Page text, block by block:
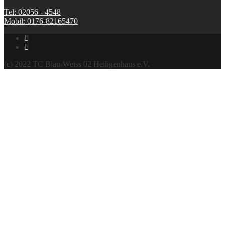
Tel: 02056 - 4548
Mobil: 0176-82165470
(c) 2022 TC Blau-Weiss 02 Heiligenhaus e.V.